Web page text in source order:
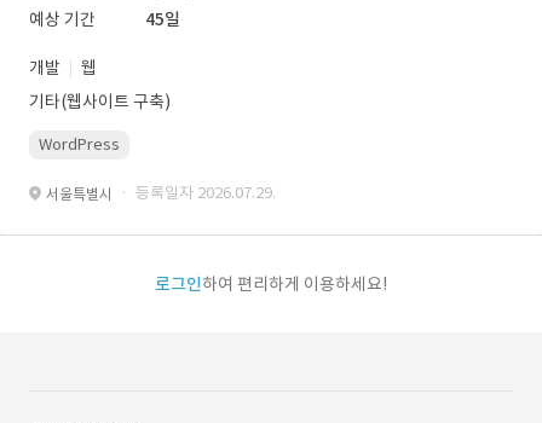
예상 기간
45일
개발
웹
기타(웹사이트 구축)
WordPress
서울특별시 · 등록일자 2026.07.29.
로그인하여 편리하게 이용하세요!